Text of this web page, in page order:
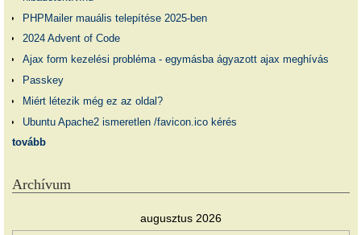
PHPMailer mauális telepítése 2025-ben
2024 Advent of Code
Ajax form kezelési probléma - egymásba ágyazott ajax meghívás
Passkey
Miért létezik még ez az oldal?
Ubuntu Apache2 ismeretlen /favicon.ico kérés
tovább
Archívum
augusztus 2026